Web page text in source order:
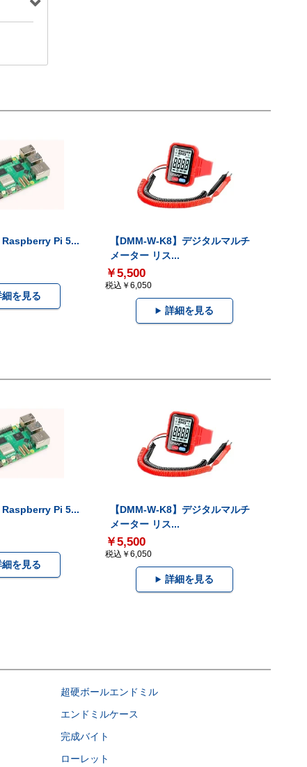
Raspberry Pi 5...
細を見る
【DMM-W-K8】デジタルマルチ
メーター リス...
￥5,500
税込￥6,050
詳細を見る
Raspberry Pi 5...
細を見る
【DMM-W-K8】デジタルマルチ
メーター リス...
￥5,500
税込￥6,050
詳細を見る
超硬ボールエンドミル
エンドミルケース
完成バイト
ローレット